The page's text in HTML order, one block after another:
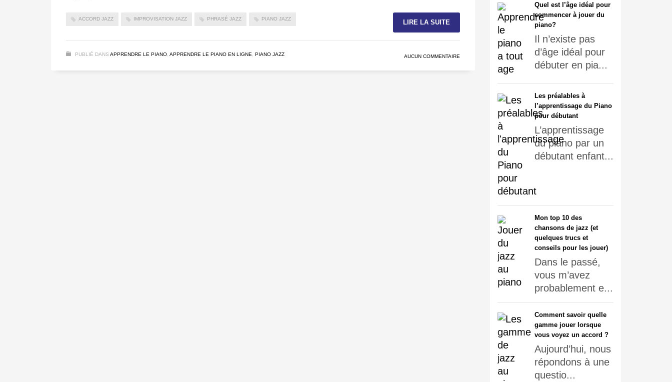
ACCORD JAZZ IMPROVISATION JAZZ PHRASÉ JAZZ PIANO JAZZ LIRE LA SUITE
PUBLIÉ DANS APPRENDRE LE PIANO, APPRENDRE LE PIANO EN LIGNE, PIANO JAZZ AUCUN COMMENTAIRE
Quel est l’âge idéal pour
commencer à jouer du
piano?
Il n’existe pas
d’âge idéal pour
débuter en pia...
Les préalables à
l’apprentissage du Piano
pour débutant
L’apprentissage
du piano par un
débutant enfant...
Mon top 10 des
chansons de jazz (et
quelques trucs et
conseils pour les jouer)
Dans le passé,
vous m’avez
probablement e...
Comment savoir quelle
gamme jouer lorsque
vous voyez un accord ?
Aujourd’hui, nous
répondons à une
questio...